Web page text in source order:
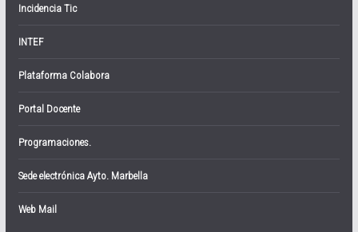
Incidencia Tic
INTEF
Plataforma Colabora
Portal Docente
Programaciones.
Sede electrónica Ayto. Marbella
Web Mail